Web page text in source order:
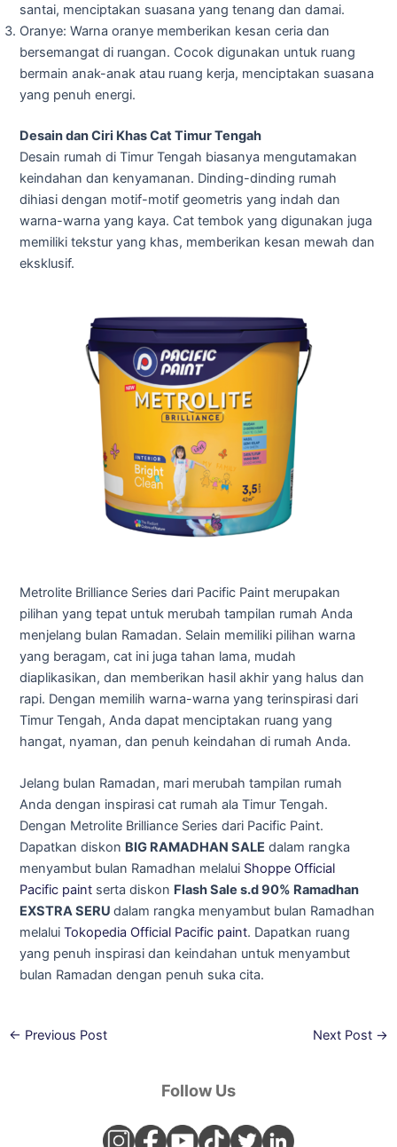
santai, menciptakan suasana yang tenang dan damai.
Oranye: Warna oranye memberikan kesan ceria dan
bersemangat di ruangan. Cocok digunakan untuk ruang
bermain anak-anak atau ruang kerja, menciptakan suasana
yang penuh energi.
Desain dan Ciri Khas Cat Timur Tengah
Desain rumah di Timur Tengah biasanya mengutamakan
keindahan dan kenyamanan. Dinding-dinding rumah
dihiasi dengan motif-motif geometris yang indah dan
warna-warna yang kaya. Cat tembok yang digunakan juga
memiliki tekstur yang khas, memberikan kesan mewah dan
eksklusif.
Metrolite Brilliance Series dari Pacific Paint merupakan
pilihan yang tepat untuk merubah tampilan rumah Anda
menjelang bulan Ramadan. Selain memiliki pilihan warna
yang beragam, cat ini juga tahan lama, mudah
diaplikasikan, dan memberikan hasil akhir yang halus dan
rapi. Dengan memilih warna-warna yang terinspirasi dari
Timur Tengah, Anda dapat menciptakan ruang yang
hangat, nyaman, dan penuh keindahan di rumah Anda.
Jelang bulan Ramadan, mari merubah tampilan rumah
Anda dengan inspirasi cat rumah ala Timur Tengah.
Dengan Metrolite Brilliance Series dari Pacific Paint.
Dapatkan diskon BIG RAMADHAN SALE dalam rangka
menyambut bulan Ramadhan melalui Shoppe Official
Pacific paint serta diskon Flash Sale s.d 90% Ramadhan
EXSTRA SERUdalam rangka menyambut bulan Ramadhan
melaluiTokopedia Official Pacific paint. Dapatkan ruang
yang penuh inspirasi dan keindahan untuk menyambut
bulan Ramadan dengan penuh suka cita.
← Previous Post Next Post →
Follow Us